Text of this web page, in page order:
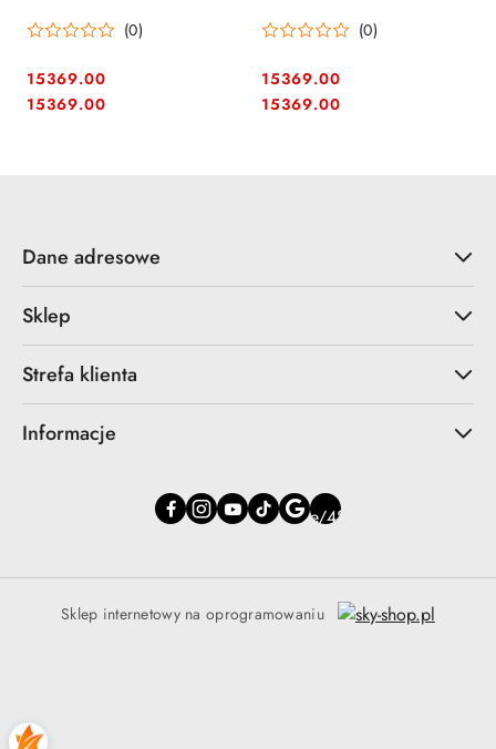
(0)
Cena:
15369.00
Cena:
15369.00
(0)
Cena:
15369.00
Cena:
15369.00
Dane adresowe
Sklep
Strefa klienta
Informacje
Sklep internetowy na oprogramowaniu